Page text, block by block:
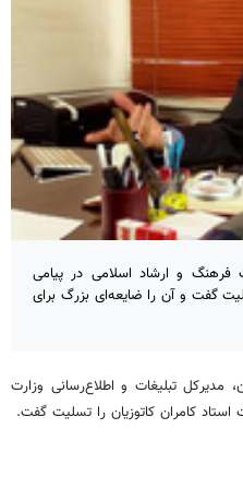
فرهنگ و ارشاد اسلامی در پیامی
گفت و آن را ضایعه‌ای بزرگ برای
مدیرکل تبلیغات و اطلاع‌رسانی وزارت
کامران کاتوزیان را تسلیت گفت.